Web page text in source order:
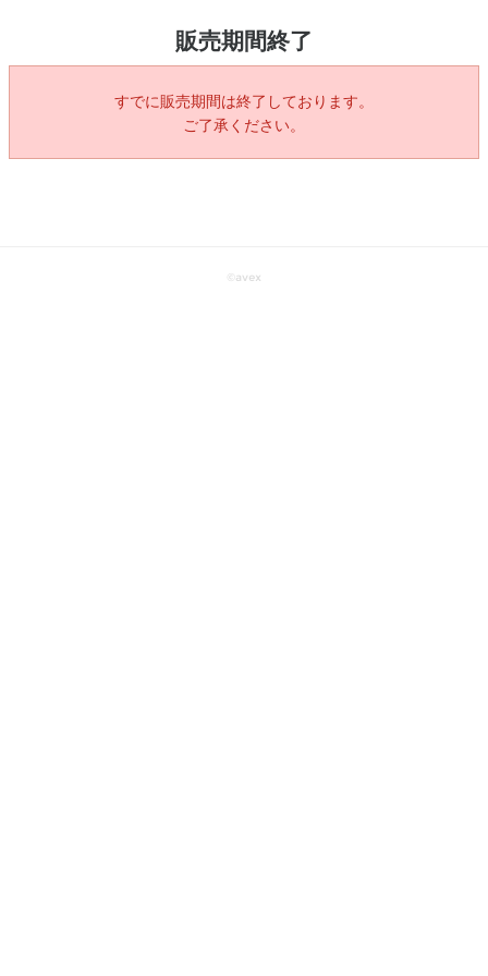
販売期間終了
すでに販売期間は終了しております。
ご了承ください。
© avex